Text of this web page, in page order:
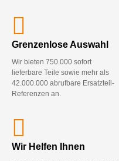
Grenzenlose Auswahl
Wir bieten 750.000 sofort
lieferbare Teile sowie mehr als
42.000.000 abrufbare Ersatzteil-
Referenzen an.
Wir Helfen Ihnen